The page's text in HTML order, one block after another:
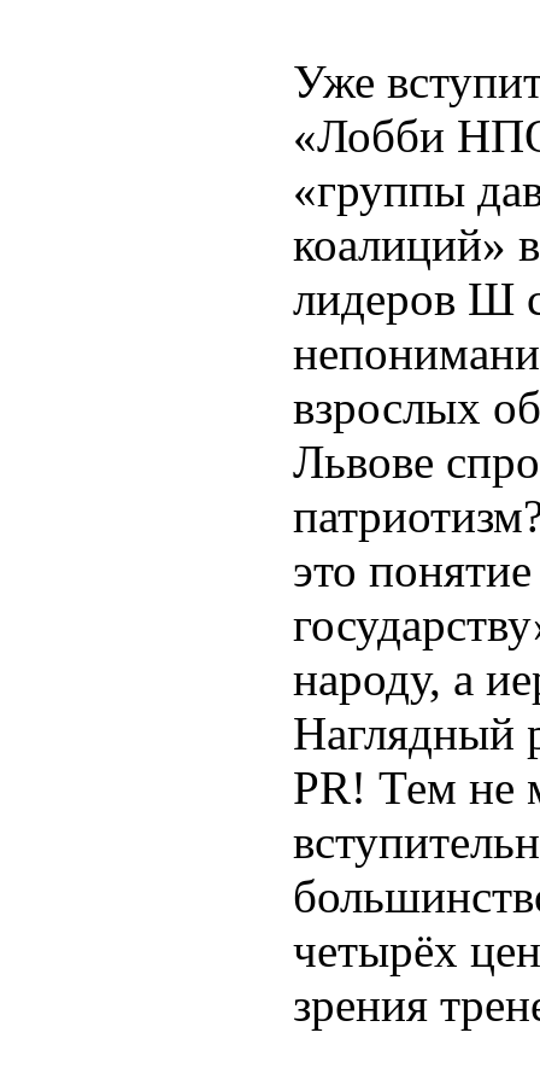
Уже
«Лобби
«группы
коалиций»
лидеров Ш
взрослых
Львове
это
народу, а
Наглядный
PR! Тем не
четырёх
зрения